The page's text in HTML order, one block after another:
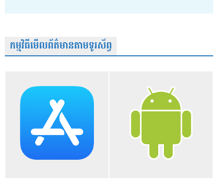
កម្មវិធីមើលព័ត៌មានតាមទូរស័ព្វ